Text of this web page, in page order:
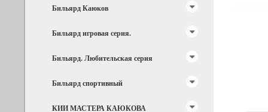
Бильярд Каюков
Бильярд игровая серия.
Бильярд. Любительская серия
Бильярд спортивный
КИИ МАСТЕРА КАЮКОВА